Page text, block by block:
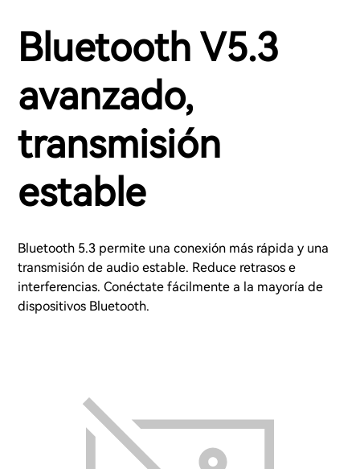
Bluetooth V5.3
avanzado,
transmisión
estable
Bluetooth 5.3 permite una conexión más rápida y una
transmisión de audio estable. Reduce retrasos e
interferencias. Conéctate fácilmente a la mayoría de
dispositivos Bluetooth.